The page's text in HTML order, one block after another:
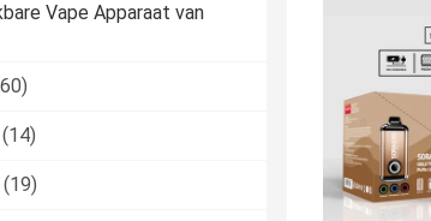
Vape Apparaat van
(14)
(19)